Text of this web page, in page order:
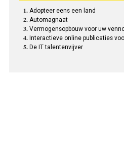
Adopteer eens een land
Automagnaat
Vermogensopbouw voor uw
Interactieve online publicaties
De IT talentenvijver